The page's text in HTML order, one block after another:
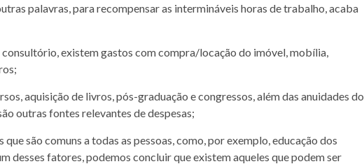
palavras, para recompensar as intermináveis horas de trabalho, acaba
consultório, existem gastos com compra/locação do imóvel, mobília,
aquisição de livros, pós-graduação e congressos, além das anuidades do
outras fontes relevantes de despesas;
são comuns a todas as pessoas, como, por exemplo, educação dos
desses fatores, podemos concluir que existem aqueles que podem ser